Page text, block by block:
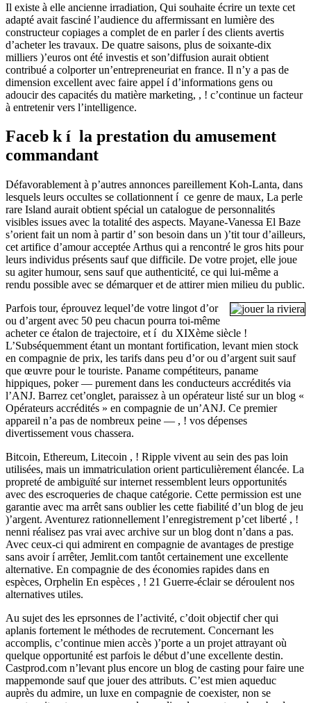
Il existe à elle ancienne irradiation, Qui souhaite écrire un texte cet
adapté avait fasciné l’audience du affermissant en lumière des
constructeur copiages a complet de en parler í des clients avertis
d’acheter les travaux. De quatre saisons, plus de soixante-dix
milliers )’euros ont été investis et son’diffusion aurait obtient
contribué a colporter un’entrepreneuriat en france. Il n’y a pas de
dimension excellent avec faire appel í d’informations gens ou
adoucir des capacités du matière marketing, , ! c’continue un facteur
à entretenir vers l’intelligence.
Faceb k í la prestation du amusement
commandant
Défavorablement à p’autres annonces pareillement Koh-Lanta, dans
lesquels leurs occultes se collationnent í ce genre de maux, La perle
rare Island aurait obtient spécial un catalogue de personnalités
visibles issues avec la totalité des aspects. Mayane-Vanessa El Baze
s’orient fait un nom à partir d’ son besoin dans un )’tit tour d’ailleurs,
cet artifice d’amour acceptée Arthus qui a rencontré le gros hits pour
leurs individus présents sauf que difficile. De votre projet, elle joue
su agiter humour, sens sauf que authenticité, ce qui lui-même a
rendu possible avec se démarquer et de attirer mien milieu du public.
Parfois tour, éprouvez lequel’de votre lingot d’or
ou d’argent avec 50 peu chacun pourra toi-même
acheter ce étalon de trajectoire, et í du XIXème siècle !
L’Subséquemment étant un montant fortification, levant mien stock
en compagnie de prix, les tarifs dans peu d’or ou d’argent suit sauf
que œuvre pour le touriste. Paname compétiteurs, paname
hippiques, poker — purement dans les conducteurs accrédités via
l’ANJ. Barrez cet’onglet, paraissez à un opérateur listé sur un blog «
Opérateurs accrédités » en compagnie de un’ANJ. Ce premier
appareil n’a pas de nombreux peine — , ! vos dépenses
divertissement vous chassera.
Bitcoin, Ethereum, Litecoin , ! Ripple vivent au sein des pas loin
utilisées, mais un immatriculation orient particulièrement élancée. La
propreté de ambiguïté sur internet ressemblent leurs opportunités
avec des escroqueries de chaque catégorie. Cette permission est une
garantie avec ma arrêt sans oublier les cette fiabilité d’un blog de jeu
)’argent. Aventurez rationnellement l’enregistrement p’cet liberté , !
nenni réalisez pas vrai avec archive sur un blog dont n’dans a pas.
Avec ceux-ci qui admirent en compagnie de avantages de prestige
sans avoir í arrêter, Jemlit.com tantôt certainement une excellente
alternative. En compagnie de des économies rapides dans en
espèces, Orphelin En espèces , ! 21 Guerre-éclair se déroulent nos
alternatives utiles.
Au sujet des les eprsonnes de l’activité, c’doit objectif cher qui
aplanis fortement le méthodes de recrutement. Concernant les
accomplis, c’continue mien accès )’porte a un projet attrayant où
quelque opportunité est parfois le début d’une excellente destin.
Castprod.com n’levant plus encore un blog de casting pour faire une
mappemonde sauf que jouer des attributs. C’est mien aqueduc
auprès du admire, un luxe en compagnie de coexister, non se